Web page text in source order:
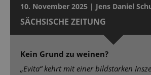
10. November 2025 | Jens Daniel
SÄCHSISCHE ZEITUNG
Kein Grund zu weinen?
„Evita“ kehrt mit einer bildstarken